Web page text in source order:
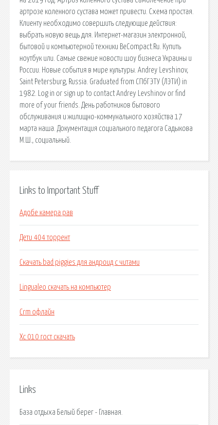
артрозе коленного сустава может привести. Схема простая.
Клиенту необходимо совершить следующие действия:
выбрать новую вещь для. Интернет-магазин электронной,
бытовой и компьютерной техники BeCompact.Ru. Купить
ноутбук или. Самые свежие новости шоу бизнеса Украины и
России. Новые события в мире культуры. Andrey Levshinov,
Saint Petersburg, Russia. Graduated from СПбГЭТУ (ЛЭТИ) in
1982. Log in or sign up to contact Andrey Levshinov or find
more of your friends. День работников бытового
обслуживания и жилищно-коммунального хозяйства 17
марта наша. Документация социального педагога Садыкова
М.Ш., социальный.
Links to Important Stuff
Адобе камера рав
Дети 404 торрент
Скачать bad piggies для андроид с читами
Lingualeo скачать на компьютер
Crm офлайн
Хс 010 гост скачать
Links
База отдыха Белый берег - Главная.